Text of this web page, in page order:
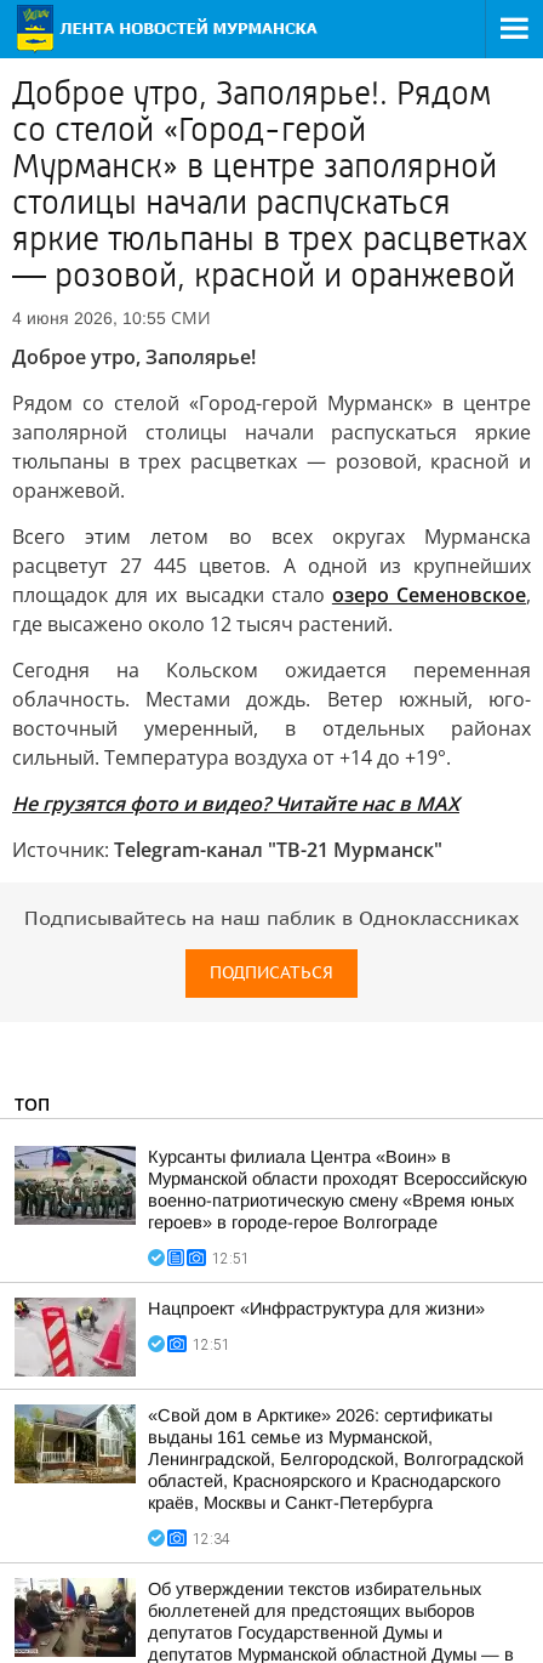
Доброе утро, Заполярье!. Рядом
со стелой «Город-герой
Мурманск» в центре заполярной
столицы начали распускаться
яркие тюльпаны в трех расцветках
— розовой, красной и оранжевой
4 июня 2026, 10:55 СМИ
Доброе утро, Заполярье!
Рядом со стелой «Город-герой Мурманск» в центре
заполярной столицы начали распускаться яркие
тюльпаны в трех расцветках — розовой, красной и
оранжевой.
Всего этим летом во всех округах Мурманска
расцветут 27 445 цветов. А одной из крупнейших
площадок для их высадки стало озеро Семеновское,
где высажено около 12 тысяч растений.
Сегодня на Кольском ожидается переменная
облачность. Местами дождь. Ветер южный, юго-
восточный умеренный, в отдельных районах
сильный. Температура воздуха от +14 до +19°.
Не грузятся фото и видео? Читайте нас в MAX
Источник: Telegram-канал "ТВ-21 Мурманск"
Подписывайтесь на наш паблик в Одноклассниках
ПОДПИСАТЬСЯ
ТОП
Курсанты филиала Центра «Воин» в
Мурманской области проходят Всероссийскую
военно-патриотическую смену «Время юных
героев» в городе-герое Волгограде
12:51
Нацпроект «Инфраструктура для жизни»
12:51
«Свой дом в Арктике» 2026: сертификаты
выданы 161 семье из Мурманской,
Ленинградской, Белгородской, Волгоградской
областей, Красноярского и Краснодарского
краёв, Москвы и Санкт-Петербурга
12:34
Об утверждении текстов избирательных
бюллетеней для предстоящих выборов
депутатов Государственной Думы и
депутатов Мурманской областной Думы — в